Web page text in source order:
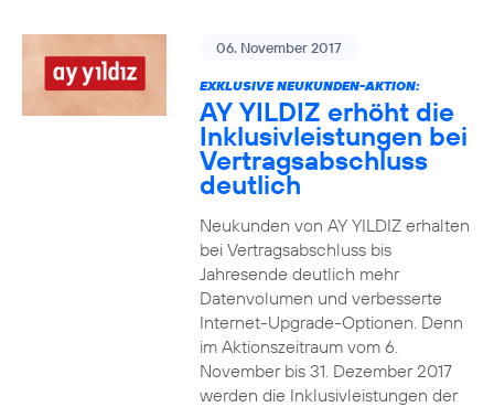
06. November 2017
EXKLUSIVE NEUKUNDEN-AKTION:
AY YILDIZ erhöht die
Inklusivleistungen bei
Vertragsabschluss
deutlich
Neukunden von AY YILDIZ erhalten
bei Vertragsabschluss bis
Jahresende deutlich mehr
Datenvolumen und verbesserte
Internet-Upgrade-Optionen. Denn
im Aktionszeitraum vom 6.
November bis 31. Dezember 2017
werden die Inklusivleistungen der